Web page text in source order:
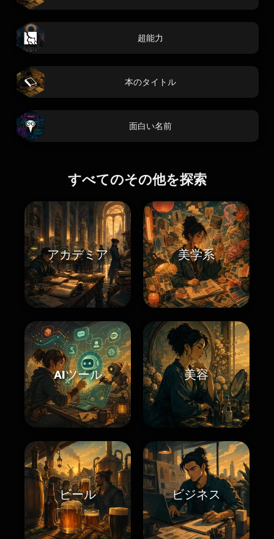
超能力
本のタイトル
面白い名前
すべてのその他を探索
アカデミア 美学系
AIツール 美容
ビール ビジネス